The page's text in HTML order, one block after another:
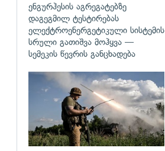
ენგურჰესის აგრეგატებზე
დაგეგმილ ტესტირებას
ელექტროენერგეტიკული სისტემის
სრული გათიშვა მოჰყვა —
სემეკის წევრის განცხადება